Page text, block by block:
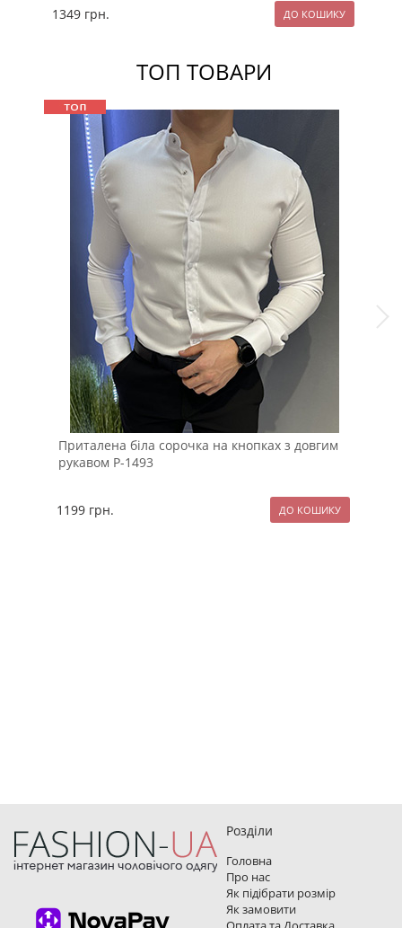
1349 грн.
ТОП ТОВАРИ
Приталена біла сорочка на кнопках з довгим
рукавом Р-1493
1199 грн.
Розділи
Головна
Про нас
Як підібрати розмір
Як замовити